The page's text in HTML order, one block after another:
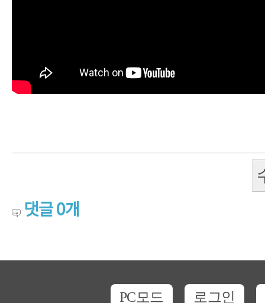
댓글0개
PC모드 로그인